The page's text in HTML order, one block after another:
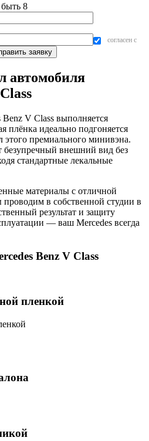
8
согласен с
автомобиля
Benz V Class выполняется
идеально подгоняется
премиального минивэна.
безупречный внешний вид без
стандартные лекальные
материалы с отличной
проводим в собственной студии в
результат и защиту
— ваш Mercedes всегда
Benz V Class
пленкой